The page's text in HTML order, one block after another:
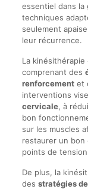
essentiel dans la
techniques
seulement
leur récurrence.
La
comprenant des
renforcementet
interventions
cervicale, à
bon
sur les muscles
restaurer un bon
points de
De plus, la
des stratégies